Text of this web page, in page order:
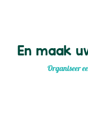
En maak
Organiseer